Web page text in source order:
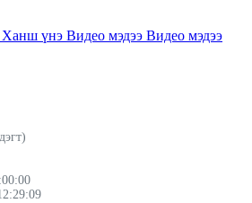
Ханш үнэ Видео мэдээ Видео мэдээ